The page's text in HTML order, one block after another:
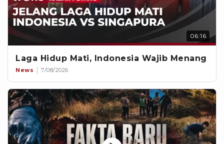
06:16
Laga Hidup Mati, Indonesia Wajib Menang
News 7/08/2026